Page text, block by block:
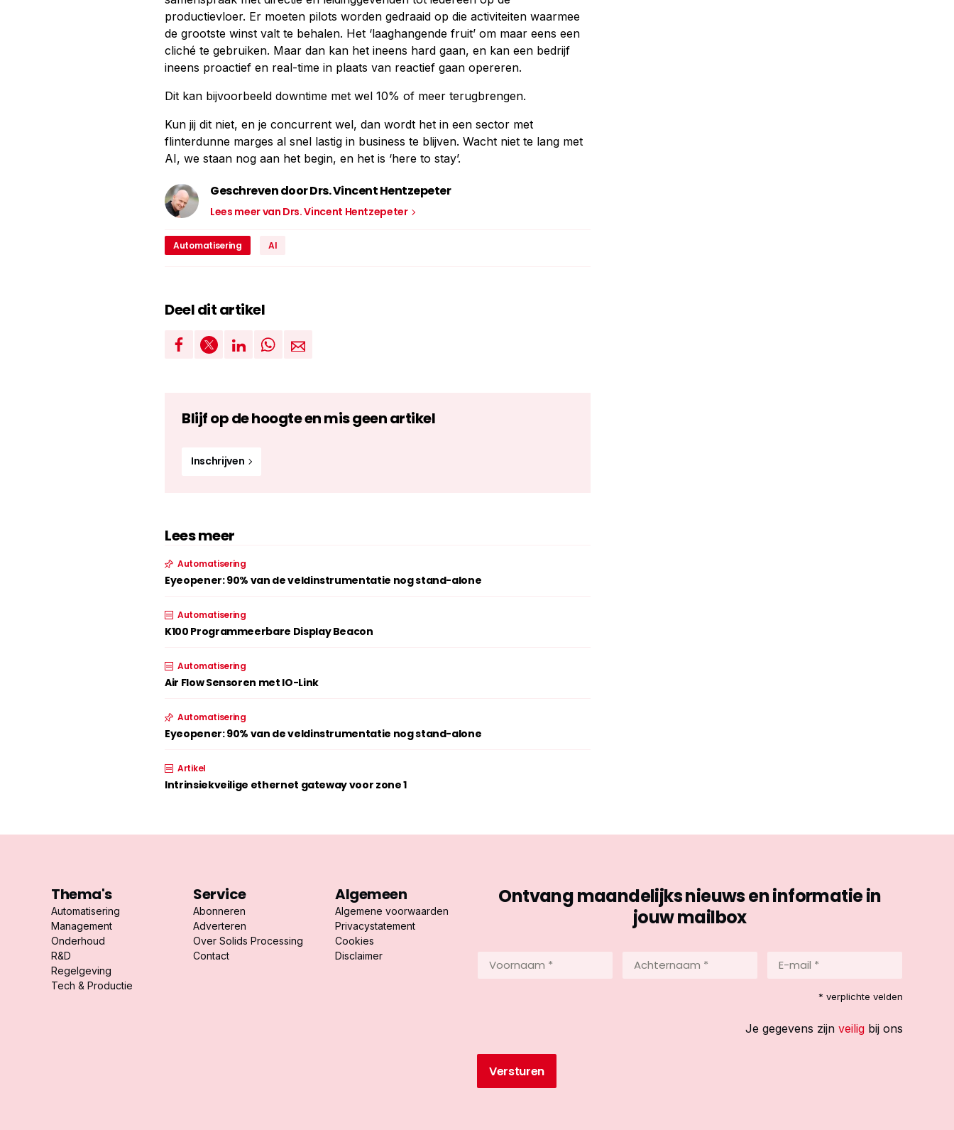
productievloer. Er moeten pilots worden gedraaid op die activiteiten waarmee
de grootste winst valt te behalen. Het ‘laaghangende fruit’ om maar eens een
cliché te gebruiken. Maar dan kan het ineens hard gaan, en kan een bedrijf
ineens proactief en real-time in plaats van reactief gaan opereren.
Dit kan bijvoorbeeld downtime met wel 10% of meer terugbrengen.
Kun jij dit niet, en je concurrent wel, dan wordt het in een sector met
flinterdunne marges al snel lastig in business te blijven. Wacht niet te lang met
AI, we staan nog aan het begin, en het is ‘here to stay’.
Geschreven door Drs. Vincent Hentzepeter
Lees meer van Drs. Vincent Hentzepeter
Automatisering AI
Deel dit artikel
Blijf op de hoogte en mis geen artikel
Inschrijven
Lees meer
Automatisering
Eyeopener: 90% van de veldinstrumentatie nog stand-alone
Automatisering
K100 Programmeerbare Display Beacon
Automatisering
Air Flow Sensoren met IO-Link
Automatisering
Eyeopener: 90% van de veldinstrumentatie nog stand-alone
Artikel
Intrinsiekveilige ethernet gateway voor zone 1
Thema's
Automatisering
Management
Onderhoud
R&D
Regelgeving
Tech & Productie
Service
Abonneren
Adverteren
Over Solids Processing
Contact
Algemeen
Algemene voorwaarden
Privacystatement
Cookies
Disclaimer
Ontvang maandelijks nieuws en informatie in
jouw mailbox
Achternaam
mail
* verplichte velden
Je gegevens zijn veilig bij ons